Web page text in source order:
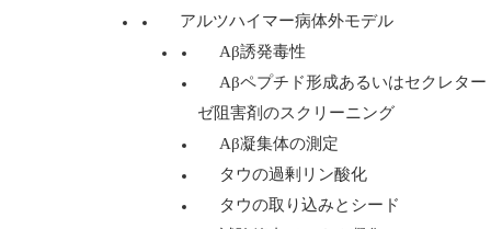
アルツハイマー病体外モデル
Aβ誘発毒性
Aβペプチド形成あるいはセクレター
ゼ阻害剤のスクリーニング
Aβ凝集体の測定
タウの過剰リン酸化
タウの取り込みとシード